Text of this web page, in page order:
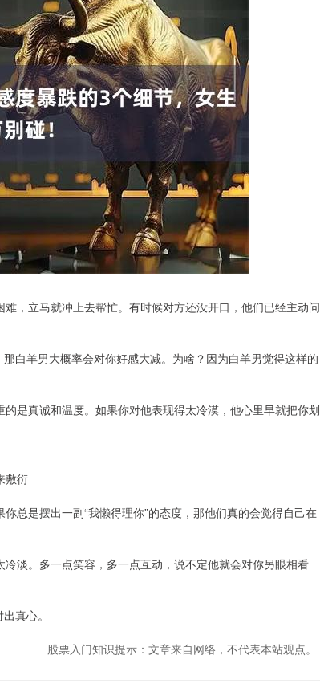
，立马就冲上去帮忙。有时候对方还没开口，他们已经主动问
白羊男大概率会对你好感大减。为啥？因为白羊男觉得这样的
是真诚和温度。如果你对他表现得太冷漠，他心里早就把你划
敷衍
总是摆出一副“我懒得理你”的态度，那他们真的会觉得自己在
淡。多一点笑容，多一点互动，说不定他就会对你另眼相看
真心。
股票入门知识提示：文章来自网络，不代表本站观点。